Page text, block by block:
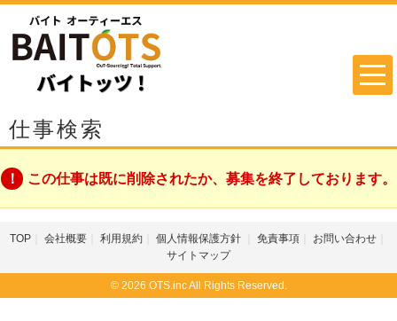
仕事検索
この仕事は既に削除されたか、募集を終了しております。
TOP 会社概要 利用規約 個人情報保護方針 免責事項
お問い合わせ
サイトマップ
© 2026 OTS.inc All Rights Reserved.